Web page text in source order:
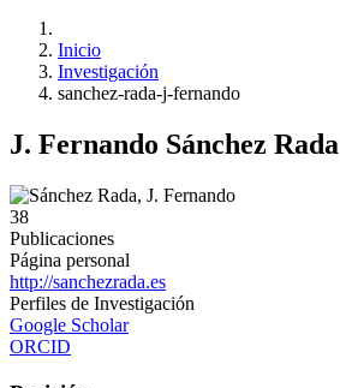
Inicio
Investigación
sanchez-rada-j-fernando
J. Fernando Sánchez Rada
38
Publicaciones
Página personal
http://sanchezrada.es
Perfiles de Investigación
Google Scholar
ORCID